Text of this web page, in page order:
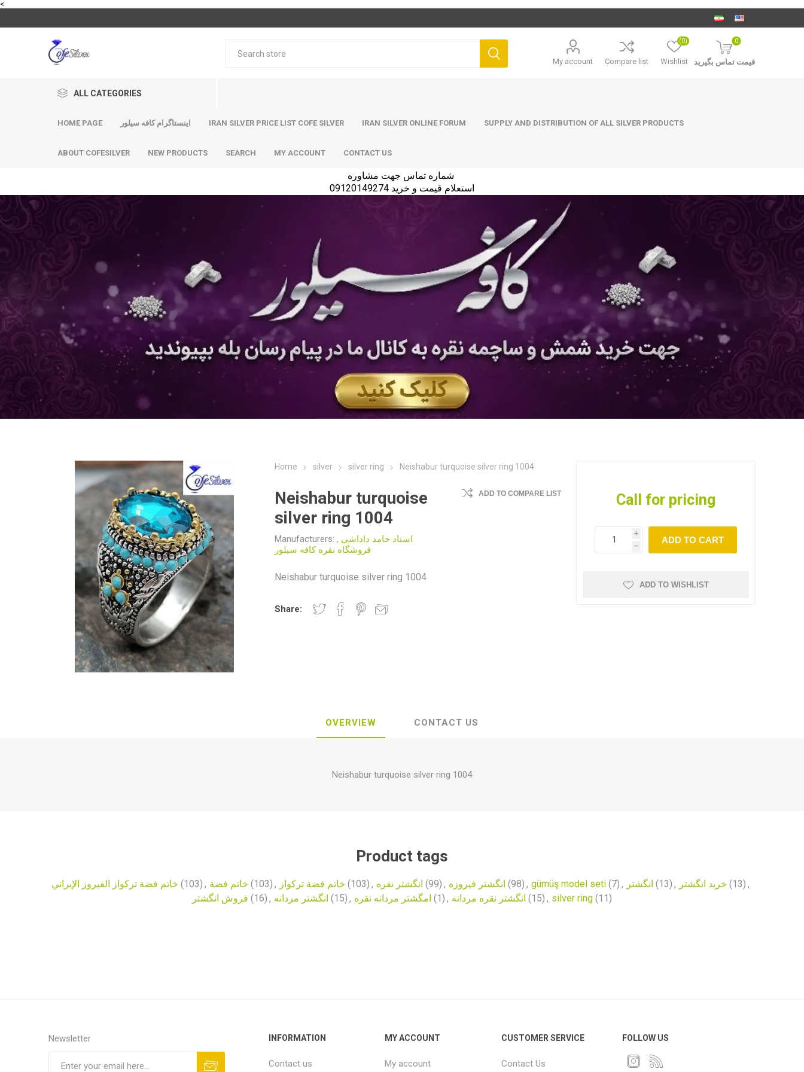
<
My account Compare list Wishlist
(0) 0
قیمت تماس بگیرید
ALL CATEGORIES
HOME PAGE اینستاگرام کافه سیلور IRAN SILVER PRICE LIST COFE SILVER IRAN SILVER ONLINE FORUM SUPPLY AND DISTRIBUTION OF ALL SILVER PRODUCTS
ABOUT COFESILVER NEW PRODUCTS SEARCH MY ACCOUNT CONTACT US
استعلام قیمت و خرید 09120149274
Home silver silver ring Neishabur turquoise silver ring 1004
Neishabur turquoise
silver ring 1004
Manufacturers: استاد حامد داداشی ,
فروشگاه نقره کافه سیلور
ADD TO COMPARE LIST
Neishabur turquoise silver ring 1004
Share:
Call for pricing
i
h
ADD TO CART
ADD TO WISHLIST
OVERVIEW CONTACT US
Neishabur turquoise silver ring 1004
Product tags
خاتم فضة تركواز الفيروز الإيراني (103) , خاتم فضة (103) , خاتم فضة تركواز (103) , انگشتر نقره (99) , انگشتر فیروزه (98) , gümüş model seti (7) , انگشتر (13) , خرید انگشتر (13) ,
فروش انگشتر (16) , انگشتر مردانه (15) , امگشتر مردانه نقره (1) , انگشتر نقره مردانه (15) , silver ring (11)
Newsletter INFORMATION
Contact us
MY ACCOUNT
My account
CUSTOMER SERVICE
Contact Us
FOLLOW US